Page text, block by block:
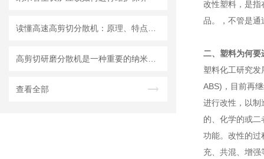
查看全部
改性塑料，是指
品。，不管是通
二、塑料为何要
塑料化工研究
ABS)，目前再
进行改性，以制
的、化学的或
功能。改性的过
充、共混、增强